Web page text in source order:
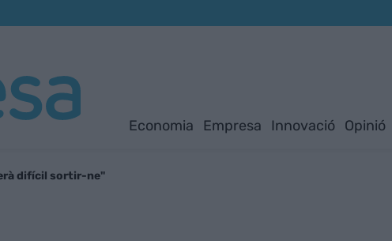
Economia Empresa Innovació Opinió
difícil sortir-ne"